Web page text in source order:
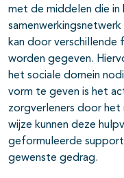
met de middelen die in
kan door verschillende
worden gegeven.
het sociale domein
vorm te geven is het
zorgverleners door
wijze kunnen deze
geformuleerde
gewenste gedrag.